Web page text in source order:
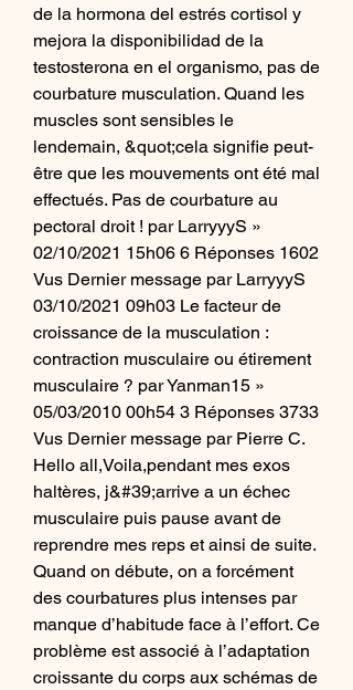
de la hormona del estrés cortisol y
mejora la disponibilidad de la
testosterona en el organismo, pas de
courbature musculation. Quand les
muscles sont sensibles le
lendemain, &quot;cela signifie peut-
être que les mouvements ont été mal
effectués. Pas de courbature au
pectoral droit ! par LarryyyS »
02/10/2021 15h06 6 Réponses 1602
Vus Dernier message par LarryyyS
03/10/2021 09h03 Le facteur de
croissance de la musculation :
contraction musculaire ou étirement
musculaire ? par Yanman15 »
05/03/2010 00h54 3 Réponses 3733
Vus Dernier message par Pierre C.
Hello all,Voila,pendant mes exos
haltères, j&#39;arrive a un échec
musculaire puis pause avant de
reprendre mes reps et ainsi de suite.
Quand on débute, on a forcément
des courbatures plus intenses par
manque d’habitude face à l’effort. Ce
problème est associé à l’adaptation
croissante du corps aux schémas de